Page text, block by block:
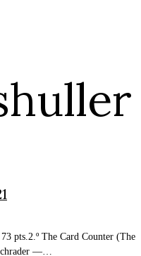
pts.2.º The Card Counter (The
—…